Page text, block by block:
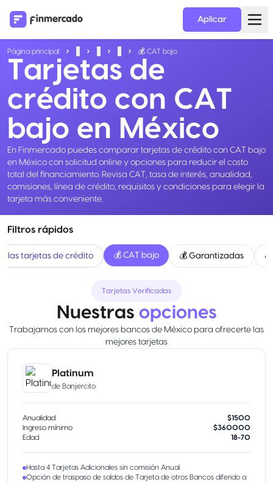
Aplicar
Página principal 💰 CAT bajo
Tarjetas de
crédito con CAT
bajo en México
En Finmercado puedes comparar tarjetas de crédito con CAT bajo
en México con solicitud online y opciones para reducir el costo
total del financiamiento. Revisa CAT, tasa de interés, anualidad,
comisiones, línea de crédito, requisitos y condiciones para elegir la
tarjeta más conveniente.
Filtros rápidos
las tarjetas de crédito 💰 CAT bajo 💰 Garantizadas
Tarjetas Verificadas
Nuestras opciones
Trabajamos con los mejores bancos de México para ofrecerte las
mejores tarjetas
Platinum
de Banjercito
Anualidad
$1500
Ingreso mínimo
$360000
Edad
18-70
Hasta 4 Tarjetas Adicionales sin comisión Anual.
Opción de traspaso de saldos de Tarjeta de otros Bancos diferido a